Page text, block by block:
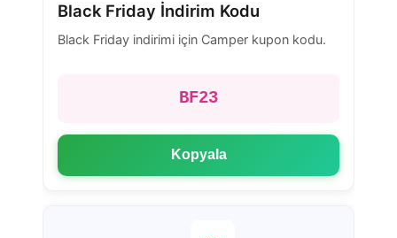
Black Friday İndirim Kodu
Black Friday indirimi için Camper kupon kodu.
BF23
Kopyala